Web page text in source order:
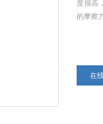
度很高
的摩擦
在